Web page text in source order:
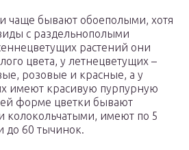
чаще бывают обоеполыми, хотя
с раздельнополыми
растений они
цвета, у летнецветущих –
розовые и красные, а у
имеют красивую пурпурную
форме цветки бывают
имеют по 5
до 60 тычинок.